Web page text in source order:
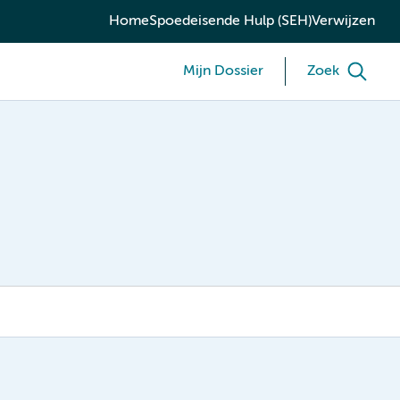
HomeSpoedeisende Hulp (SEH)Verwijzen
Mijn Dossier Zoek